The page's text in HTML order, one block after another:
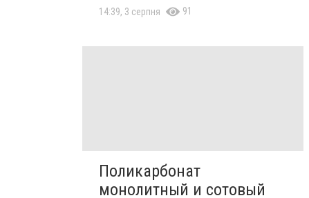
14:39, 3 серпня 91
Поликарбонат
монолитный и сотовый